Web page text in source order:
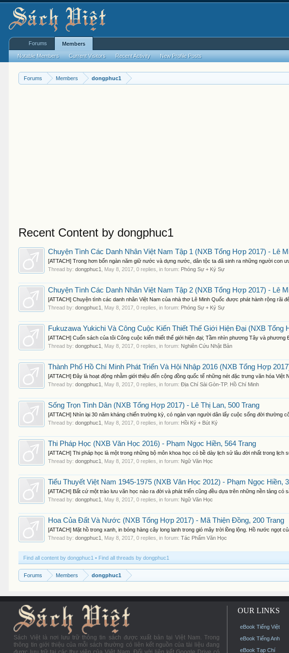
Forums Members dongphuc1
Recent Content by dongphuc1
Chuyện Tình Các Danh Nhân Việt Nam Tập 1 (NXB Tổng Hợp 2017) - Lê
[ATTACH] Trong hơn bốn ngàn năm giữ nước và dựng nước, dân tộc ta đã sinh ra những người con
Thread by:dongphuc1 May 8, 2017 , 0 replies, in forum: Phóng Sự + Ký Sự
Chuyện Tình Các Danh Nhân Việt Nam Tập 2 (NXB Tổng Hợp 2017) - Lê
[ATTACH] Chuyện tình các danh nhân Việt Nam của nhà thơ Lê Minh Quốc được phát hành rộng rãi
Thread by:dongphuc1 May 8, 2017 , 0 replies, in forum: Phóng Sự + Ký Sự
Fukuzawa Yukichi Và Công Cuộc Kiến Thiết Thế Giới Hiện Đại (NXB Tổng
[ATTACH] Cuốn sách của tôi Công cuộc kiến thiết thế giới hiện đại; Tầm nhìn phương Tây và phương
Thread by:dongphuc1 May 8, 2017 , 0 replies, in forum: Nghiên Cứu Nhật Bản
Thành Phố Hồ Chí Minh Phát Triển Và Hội Nhập 2016 (NXB Tổng Hợp
[ATTACH] Đây là hoạt động nhằm giới thiệu đến cộng đồng quốc tế những nét đặc trưng văn hóa Việt
Thread by:dongphuc1 May 8, 2017 , 0 replies, in forum:Địa Chí Sài Gòn-TP. Hồ Chí Minh
Sống Trọn Tình Dân (NXB Tổng Hợp 2017) - Lê Thị Lan, 500 Trang
[ATTACH] Nhìn lại 30 năm kháng chiến trường kỳ, có ngàn vạn người dân lấy cuộc sống đời thường
Thread by:dongphuc1 May 8, 2017 , 0 replies, in forum: Hồi Ký + Bút Ký
Thi Pháp Học (NXB Văn Học 2016) - Phạm Ngọc Hiền, 564 Trang
[ATTACH] Thi pháp học là một trong những bộ môn khoa học có bề dày lịch sử lâu đời nhất trong lịch
Thread by:dongphuc1 May 8, 2017 , 0 replies, in forum: Ngữ Văn Học
Tiểu Thuyết Việt Nam 1945-1975 (NXB Văn Học 2012) - Phạm Ngọc Hiền,
[ATTACH] Bất cứ một trào lưu văn học nào ra đời và phát triển cũng đều dựa trên những nền tảng có
Thread by:dongphuc1 May 8, 2017 , 0 replies, in forum: Ngữ Văn Học
Hoa Của Đất Và Nước (NXB Tổng Hợp 2017) - Mã Thiện Đồng, 200 Trang
[ATTACH] Mặt hồ trong xanh, in bóng hàng cây long lanh trong gió mây trời lồng lộng. Hồ nước ngọt
Thread by:dongphuc1 May 8, 2017 , 0 replies, in forum:Tác Phẩm Văn Học
Find all content by dongphuc1 Find all threads by dongphuc1
Forums Members dongphuc1
Forums Members
Notable Members Current Visitors Recent Activity New Profile Posts
Sách Việt là nơi lưu trữ thông tin sách được xuất bản tại Việt Nam. Trong
thông tin giới thiệu của mỗi sách thường có liên kết nguồn của tài liệu đang
OUR LINKS
eBook Tiếng Việt
eBook Tiếng Anh
eBook Tạp Chí